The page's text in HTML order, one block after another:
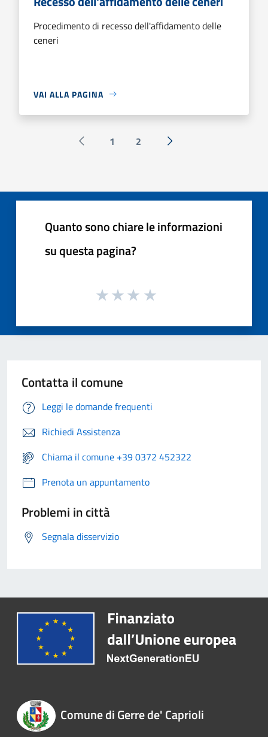
Procedimento di recesso dell'affidamento delle
ceneri
VAI ALLA PAGINA
Pagina precedente
1 2 Successiva »
Quanto sono chiare le informazioni
su questa pagina?
Contatta il comune
Leggi le domande frequenti
Richiedi Assistenza
Chiama il comune +39 0372 452322
Prenota un appuntamento
Problemi in città
Segnala disservizio
Comune di Gerre de' Caprioli